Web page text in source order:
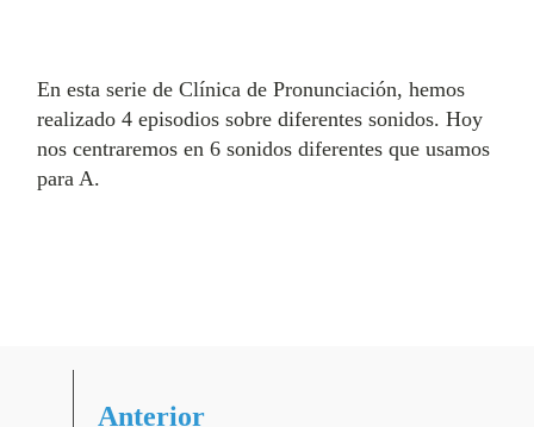
En esta serie de Clínica de Pronunciación, hemos
realizado 4 episodios sobre diferentes sonidos. Hoy
nos centraremos en 6 sonidos diferentes que usamos
para A.
Anterior